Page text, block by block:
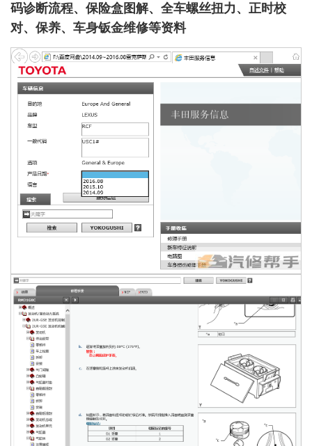
码诊断流程、保险盒图解、全车螺丝扭力、正时校
对、保养、车身钣金维修等资料